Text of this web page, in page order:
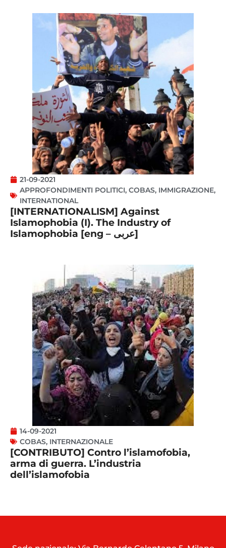
21-09-2021
APPROFONDIMENTI POLITICI, COBAS, IMMIGRAZIONE,
INTERNATIONAL
[INTERNATIONALISM] Against
Islamophobia (I). The Industry of
Islamophobia [eng – عربى]
14-09-2021
COBAS, INTERNAZIONALE
[CONTRIBUTO] Contro l’islamofobia,
arma di guerra. L’industria
dell’islamofobia